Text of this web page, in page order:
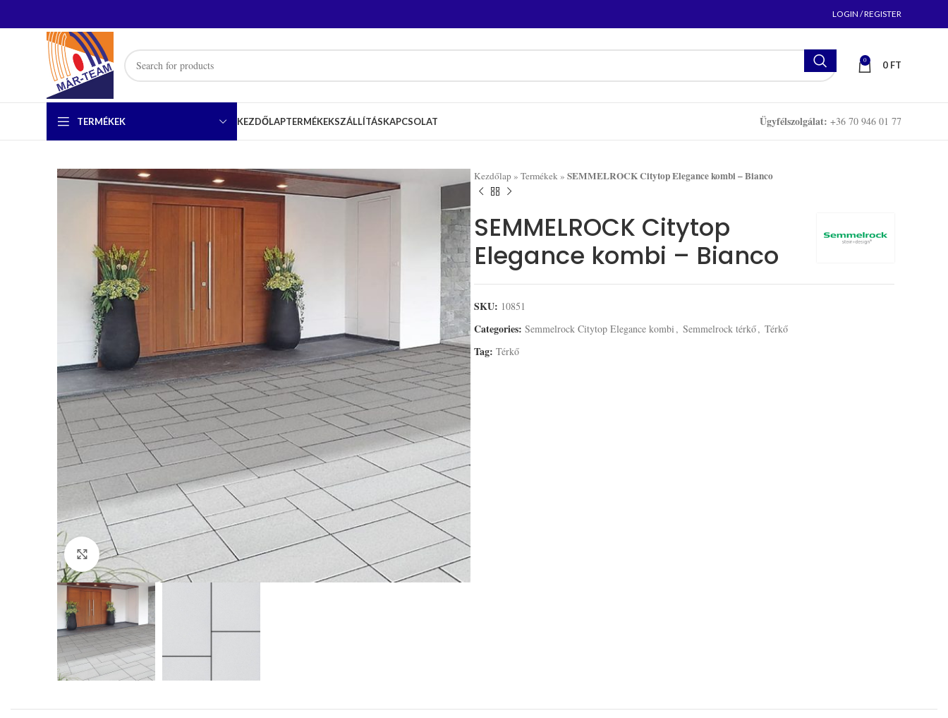
LOGIN / REGISTER
0 0 FT
TERMÉKEK KEZDŐLAPTERMÉKEKSZÁLLÍTÁSKAPCSOLAT Ügyfélszolgálat: +36 70 946 01 77
Click to enlarge
Kezdőlap » Termékek » SEMMELROCK Citytop Elegance kombi – Bianco
SEMMELROCK Citytop
Elegance kombi – Bianco
SKU: 10851
Categories: Semmelrock Citytop Elegance kombi , Semmelrock térkő, Térkő
Tag: Térkő